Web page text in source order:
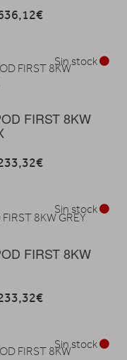
FIRST 8KW
Sin stock
FIRST 8KW
Sin stock
Sin stock